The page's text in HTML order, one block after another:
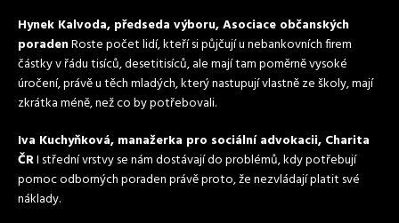
Hynek Kalvoda, předseda výboru, Asociace občanských
poradenRoste počet lidí, kteří si půjčují u nebankovních firem
částky v řádu tisíců, desetitisíců, ale mají tam poměrně vysoké
úročení, právě u těch mladých, který nastupují vlastně ze školy, mají
zkrátka méně, než co by potřebovali.
Iva Kuchyňková, manažerka pro sociální advokacii, Charita
ČRI střední vrstvy se nám dostávají do problémů, kdy potřebují
pomoc odborných poraden právě proto, že nezvládají platit své
náklady.